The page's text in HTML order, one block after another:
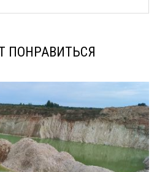
ПОНРАВИТЬСЯ